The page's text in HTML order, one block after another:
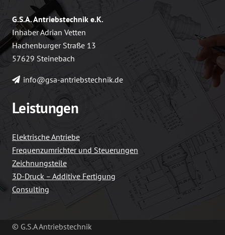
G.S.A. Antriebstechnik e.K.
Inhaber Adrian Vetten
Hachenburger Straße 13
57629 Steinebach
info@gsa-antriebstechnik.de
Leistungen
Elektrische Antriebe
Frequenzumrichter und Steuerungen
Zeichnungsteile
3D-Druck – Additive Fertigung
Consulting
© G.S.A Antriebstechnik